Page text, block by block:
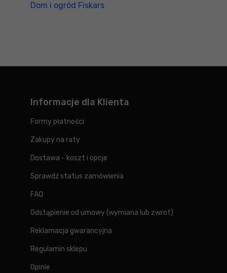
Dom i ogród Fiskars
Informacje dla Klienta
Formy płatności
Zakupy na raty
Dostawa - koszt i opcje
Sprawdź status zamówienia
FAQ
Odstąpienie od umowy (wymiana lub zwrot)
Reklamacja gwarancyjna
Regulamin sklepu
Opinie